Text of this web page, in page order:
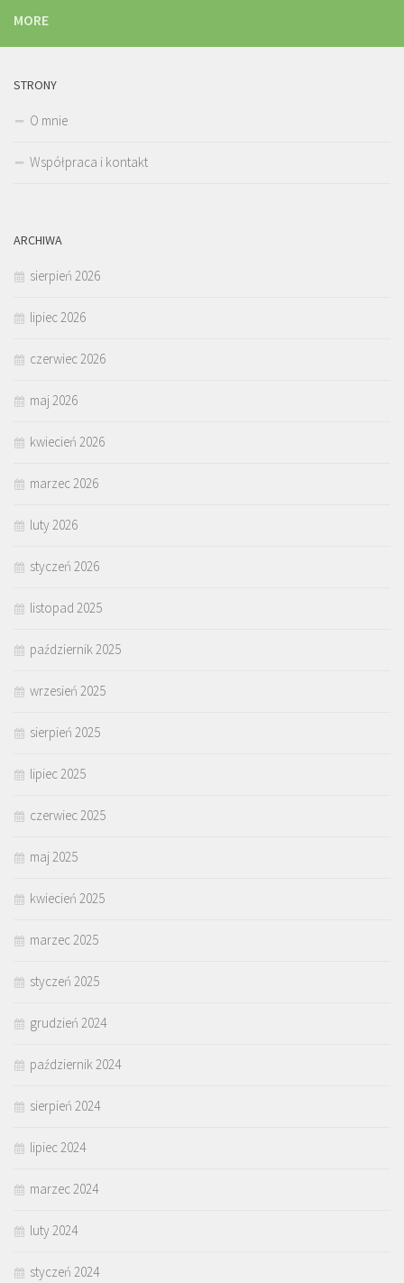
MORE
STRONY
O mnie
Współpraca i kontakt
ARCHIWA
sierpień 2026
lipiec 2026
czerwiec 2026
maj 2026
kwiecień 2026
marzec 2026
luty 2026
styczeń 2026
listopad 2025
październik 2025
wrzesień 2025
sierpień 2025
lipiec 2025
czerwiec 2025
maj 2025
kwiecień 2025
marzec 2025
styczeń 2025
grudzień 2024
październik 2024
sierpień 2024
lipiec 2024
marzec 2024
luty 2024
styczeń 2024